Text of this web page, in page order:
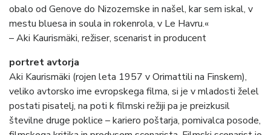
obalo od Genove do Nizozemske in našel, kar sem iskal, v
mestu bluesa in soula in rokenrola, v Le Havru.«
– Aki Kaurismäki, režiser, scenarist in producent
portret avtorja
Aki Kaurismäki (rojen leta 1957 v Orimattili na Finskem),
veliko avtorsko ime evropskega filma, si je v mladosti želel
postati pisatelj, na poti k filmski režiji pa je preizkusil
številne druge poklice – kariero poštarja, pomivalca posode,